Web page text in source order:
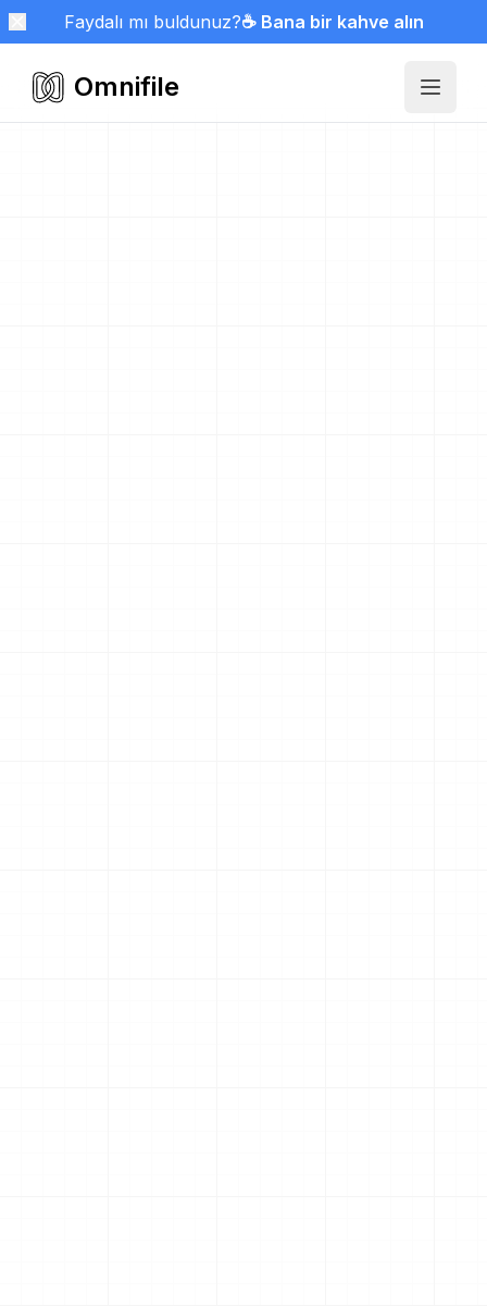
Faydalı mı buldunuz?☕ Bana bir kahve alın
Omnifile